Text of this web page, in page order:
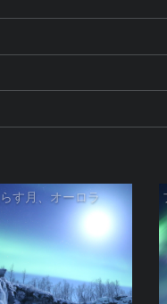
す月、オーロラ